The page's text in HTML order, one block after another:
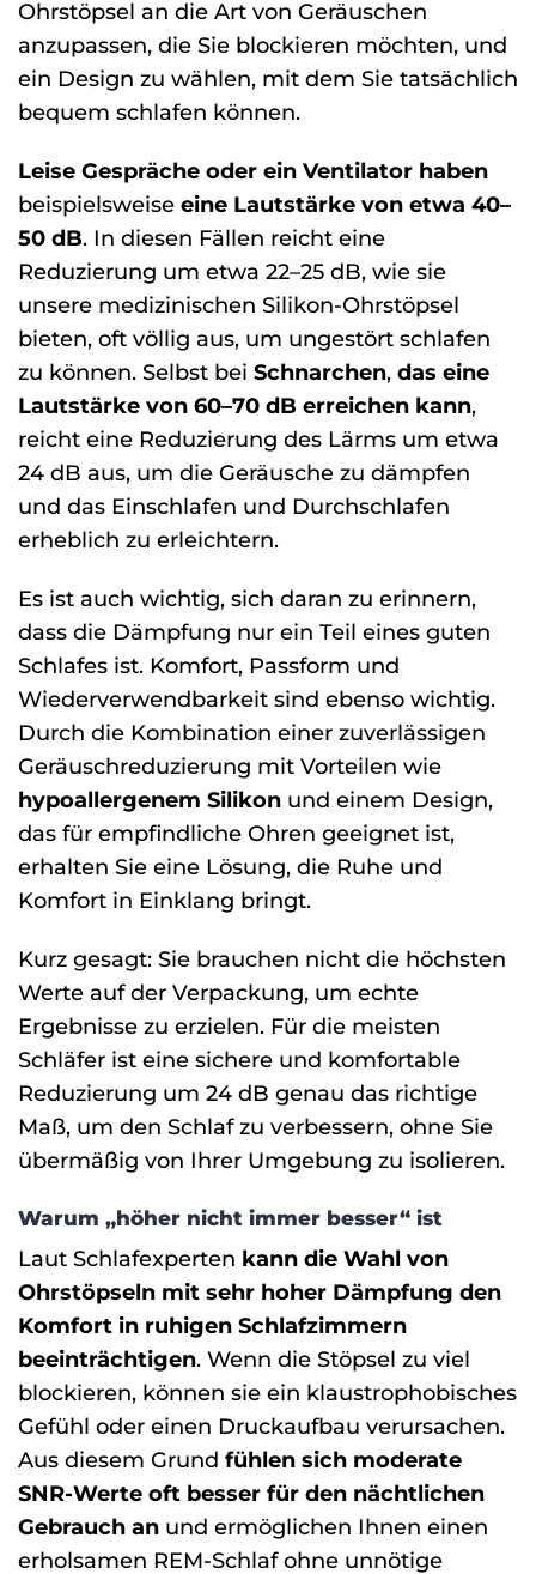
Ohrstöpsel an die Art von Geräuschen
anzupassen, die Sie blockieren möchten, und
ein Design zu wählen, mit dem Sie tatsächlich
bequem schlafen können.
Leise Gespräche oder ein Ventilator haben
beispielsweise eine Lautstärke von etwa 40–
50 dB. In diesen Fällen reicht eine
Reduzierung um etwa 22–25 dB, wie sie
unsere medizinischen Silikon-Ohrstöpsel
bieten, oft völlig aus, um ungestört schlafen
zu können. Selbst bei Schnarchen, das eine
Lautstärke von 60–70 dB erreichen kann,
reicht eine Reduzierung des Lärms um etwa
24 dB aus, um die Geräusche zu dämpfen
und das Einschlafen und Durchschlafen
erheblich zu erleichtern.
Es ist auch wichtig, sich daran zu erinnern,
dass die Dämpfung nur ein Teil eines guten
Schlafes ist. Komfort, Passform und
Wiederverwendbarkeit sind ebenso wichtig.
Durch die Kombination einer zuverlässigen
Geräuschreduzierung mit Vorteilen wie
hypoallergenem Silikon und einem Design,
das für empfindliche Ohren geeignet ist,
erhalten Sie eine Lösung, die Ruhe und
Komfort in Einklang bringt.
Kurz gesagt: Sie brauchen nicht die höchsten
Werte auf der Verpackung, um echte
Ergebnisse zu erzielen. Für die meisten
Schläfer ist eine sichere und komfortable
Reduzierung um 24 dB genau das richtige
Maß, um den Schlaf zu verbessern, ohne Sie
übermäßig von Ihrer Umgebung zu isolieren.
Warum „höher nicht immer besser“ ist
Laut Schlafexperten kann die Wahl von
Ohrstöpseln mit sehr hoher Dämpfung den
Komfort in ruhigen Schlafzimmern
beeinträchtigen. Wenn die Stöpsel zu viel
blockieren, können sie ein klaustrophobisches
Gefühl oder einen Druckaufbau verursachen.
Aus diesem Grund fühlen sich moderate
SNR-Werte oft besser für den nächtlichen
Gebrauch an und ermöglichen Ihnen einen
erholsamen REM-Schlaf ohne unnötige